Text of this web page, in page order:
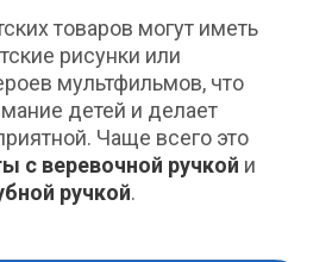
товаров могут иметь
рисунки или
мультфильмов, что
детей и делает
Чаще всего это
с веревочной ручкой и
ручкой.